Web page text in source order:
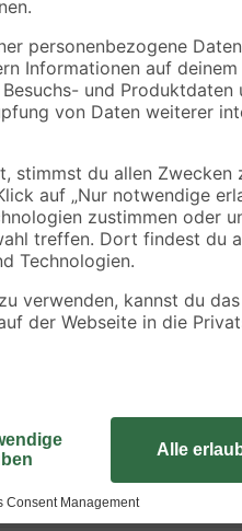
,
0,22 € / Liter
Der Spielturm hat 68 mm x 68
Satteldach bieten. Die
von 291 cm sind der Ausdruck
Europas ist der Grundstoff für
Bedingungen langsam
dass das Fichtenholz härter als
Grundturmes werden mittels